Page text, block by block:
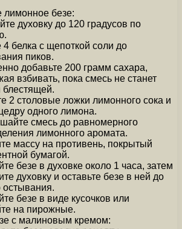
лимонное безе:
духовку до 120 градусов по
4 белка с щепоткой соли до
пиков.
добавьте 200 грамм сахара,
взбивать, пока смесь не станет
блестящей.
2 столовые ложки лимонного сока и
одного лимона.
смесь до равномерного
лимонного аромата.
массу на противень, покрытый
бумагой.
безе в духовке около 1 часа, затем
духовку и оставьте безе в ней до
остывания.
безе в виде кусочков или
на пирожные.
с малиновым кремом: